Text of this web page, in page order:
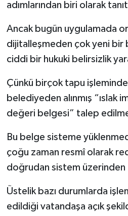
adımlarından biri olarak
Ancak bugün uygulamada
dijitalleşmeden çok yeni bir
ciddi bir hukuki belirsizlik
Çünkü birçok tapu
belediyeden alınmış “ıslak
değeri belgesi” talep
Bu belge sisteme
çoğu zaman resmî olarak
doğrudan sistem
Üstelik bazı durumlarda
edildiği vatandaşa açık